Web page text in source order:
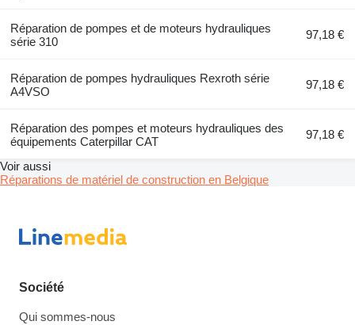
Réparation de pompes et de moteurs hydrauliques
série 310
97,18 €
Réparation de pompes hydrauliques Rexroth série
A4VSO
97,18 €
Réparation des pompes et moteurs hydrauliques des
équipements Caterpillar CAT
97,18 €
Voir aussi
Réparations de matériel de construction en Belgique
Société
Qui sommes-nous